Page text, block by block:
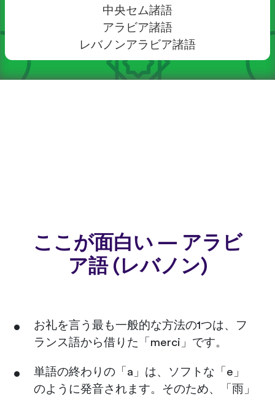
中央セム諸語
アラビア諸語
レバノンアラビア諸語
ここが面白い — アラビ
ア語 (レバノン)
お礼を言う最も一般的な方法の1つは、フ
ランス語から借りた「merci」です。
単語の終わりの「a」は、ソフトな「e」
のように発音されます。そのため、「雨」